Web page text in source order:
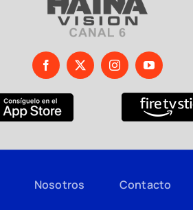
Nosotros Contacto